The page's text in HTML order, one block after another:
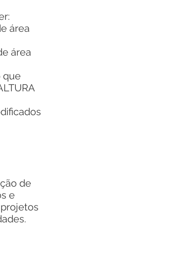
área
área
que
de
e